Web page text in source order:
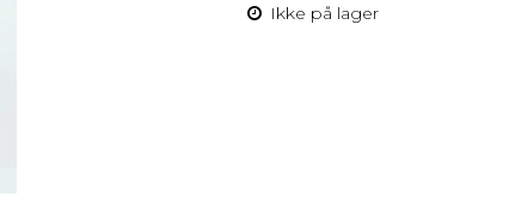
Ikke på lager